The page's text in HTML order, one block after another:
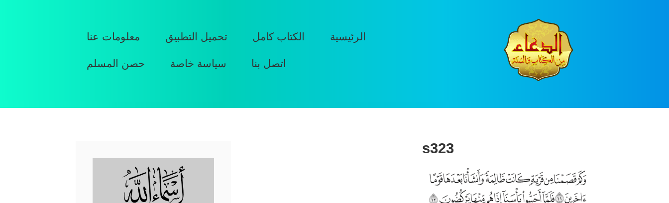
الرئيسية الكتاب كامل تحميل التطبيق معلومات عنا
اتصل بنا سياسة خاصة حصن المسلم
s323